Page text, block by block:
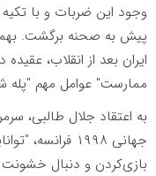
وجود این ضربات و با
پیش به صحنه برگشت.
ایران بعد از انقلاب،
ممارست" عوامل مهم
به اعتقاد جلال طالبی،
جهانی ۱۹۹۸
بازی‌کردن و دنبال خشونت